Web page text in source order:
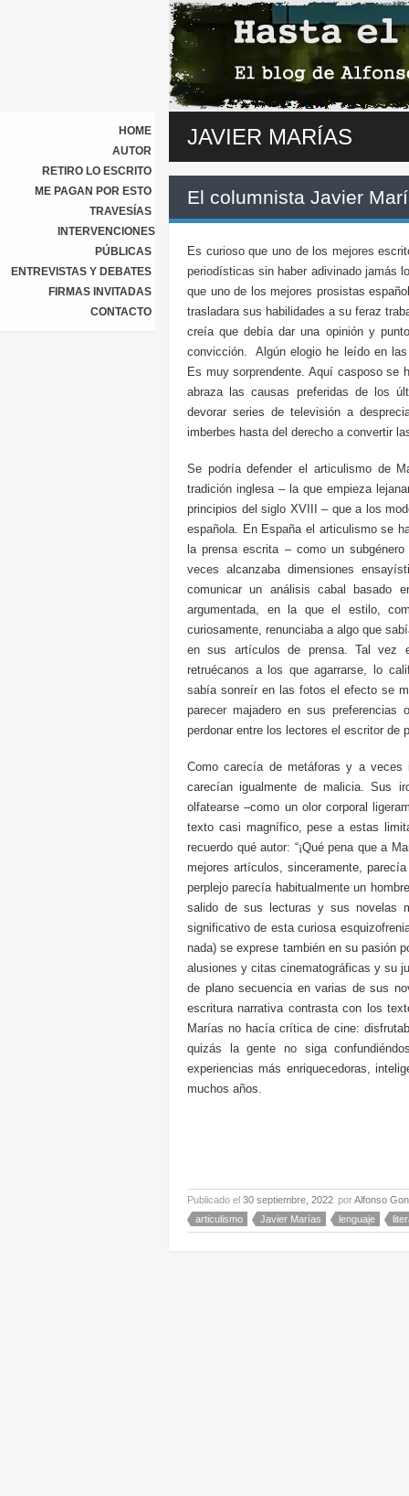
HOME
AUTOR
RETIRO LO ESCRITO
ME PAGAN POR ESTO
TRAVESÍAS
INTERVENCIONES
PÚBLICAS
ENTREVISTAS Y DEBATES
FIRMAS INVITADAS
CONTACTO
JAVIER MARÍAS
El columnista Javier
Es curioso que uno de los mejores
periodísticas sin haber adivinado jamás
que uno de los mejores prosistas
trasladara sus habilidades a su feraz
creía que debía dar una opinión y
convicción. Algún elogio he leído en las
Es muy sorprendente. Aquí casposo se
abraza las causas preferidas de los
devorar series de televisión a
imberbes hasta del derecho a convertir
Se podría defender el articulismo de
tradición inglesa – la que empieza
principios del siglo XVIII – que a los
española. En España el articulismo se
la prensa escrita – como un
veces alcanzaba dimensiones
comunicar un análisis cabal basado
argumentada, en la que el estilo,
curiosamente, renunciaba a algo que
en sus artículos de prensa. Tal vez
retruécanos a los que agarrarse, lo
sabía sonreír en las fotos el efecto se
parecer majadero en sus
perdonar entre los lectores el escritor de
Como carecía de metáforas y a
carecían igualmente de malicia. Sus
olfatearse –como un olor corporal
texto casi magnífico, pese a estas
recuerdo qué autor: “¡Qué pena que a
mejores artículos, sinceramente,
perplejo parecía habitualmente un
salido de sus lecturas y sus novelas
significativo de esta curiosa
nada) se exprese también en su pasión
alusiones y citas cinematográficas y su
de plano secuencia en varias de sus
escritura narrativa contrasta con los
Marías no hacía crítica de cine:
quizás la gente no siga
experiencias más enriquecedoras,
muchos años.
Publicado el 30 septiembre, 2022 porAlfonso
articulismo
Javier Marías lenguaje